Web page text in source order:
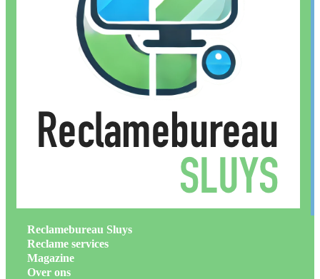
Reclamebureau Sluys
Reclame services
Magazine
Over ons